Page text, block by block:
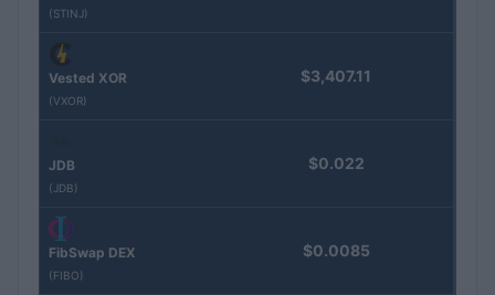
(STINJ)
Vested XOR
(VXOR)
$3,407.11
JDB
(JDB)
$0.022
FibSwap DEX
(FIBO)
$0.0085